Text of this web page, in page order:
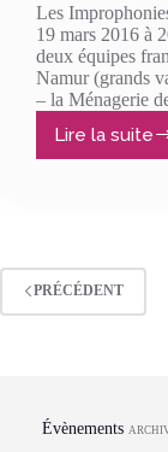
Les
19 mars 2016 à
deux équipes
Namur (grands
– la Ménagerie
Lire la suite
Les
PRÉCÉDENT
Évènements